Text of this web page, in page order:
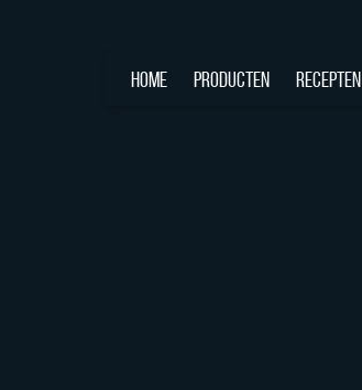
HOME PRODUCTEN RECEPTEN